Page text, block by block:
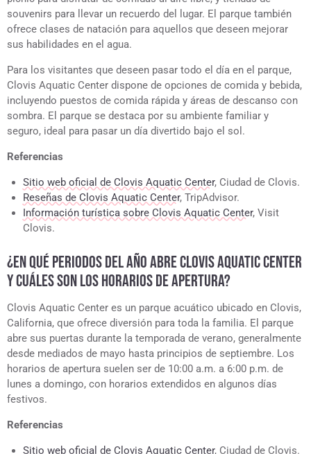
souvenirs para llevar un recuerdo del lugar. El parque también
ofrece clases de natación para aquellos que deseen mejorar
sus habilidades en el agua.
Para los visitantes que deseen pasar todo el día en el parque,
Clovis Aquatic Center dispone de opciones de comida y bebida,
incluyendo puestos de comida rápida y áreas de descanso con
sombra. El parque se destaca por su ambiente familiar y
seguro, ideal para pasar un día divertido bajo el sol.
Referencias
Sitio web oficial de Clovis Aquatic Center, Ciudad de Clovis.
Reseñas de Clovis Aquatic Center, TripAdvisor.
Información turística sobre Clovis Aquatic Center, Visit
Clovis.
¿EN QUÉ PERIODOS DEL AÑO ABRE CLOVIS AQUATIC CENTER
Y CUÁLES SON LOS HORARIOS DE APERTURA?
Clovis Aquatic Center es un parque acuático ubicado en Clovis,
California, que ofrece diversión para toda la familia. El parque
abre sus puertas durante la temporada de verano, generalmente
desde mediados de mayo hasta principios de septiembre. Los
horarios de apertura suelen ser de 10:00 a.m. a 6:00 p.m. de
lunes a domingo, con horarios extendidos en algunos días
festivos.
Referencias
Sitio web oficial de Clovis Aquatic Center, Ciudad de Clovis.